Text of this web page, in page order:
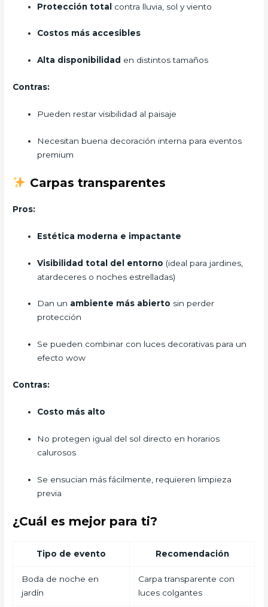
Protección total contra lluvia, sol y viento
Costos más accesibles
Alta disponibilidad en distintos tamaños
Contras:
Pueden restar visibilidad al paisaje
Necesitan buena decoración interna para eventos
premium
Carpas transparentes
Pros:
Estética moderna e impactante
Visibilidad total del entorno (ideal para jardines,
atardeceres o noches estrelladas)
Dan un ambiente más abierto sin perder
protección
Se pueden combinar con luces decorativas para un
efecto wow
Contras:
Costo más alto
No protegen igual del sol directo en horarios
calurosos
Se ensucian más fácilmente, requieren limpieza
previa
¿Cuál es mejor para ti?
Tipo de evento Recomendación
Boda de noche en
jardín
Carpa transparente con
luces colgantes